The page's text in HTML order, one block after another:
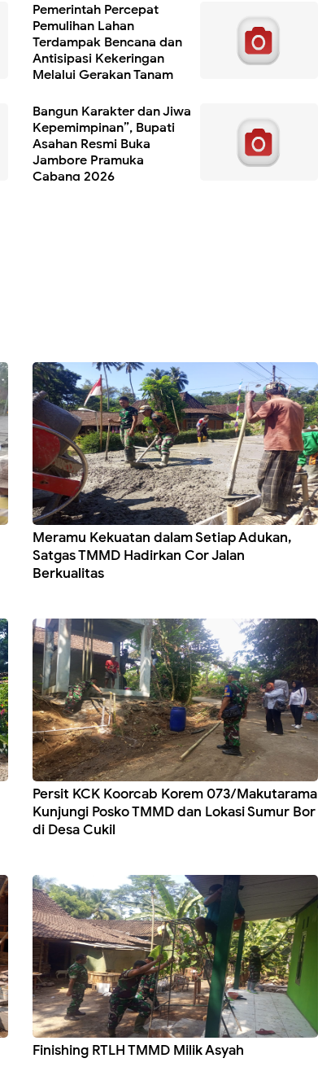
Pemerintah Percepat
Pemulihan Lahan
Terdampak Bencana dan
Antisipasi Kekeringan
Melalui Gerakan Tanam
Bangun Karakter dan Jiwa
Kepemimpinan”, Bupati
Asahan Resmi Buka
Jambore Pramuka
Cabang 2026
Meramu Kekuatan dalam Setiap Adukan,
Satgas TMMD Hadirkan Cor Jalan
Berkualitas
Persit KCK Koorcab Korem 073/Makutarama
Kunjungi Posko TMMD dan Lokasi Sumur Bor
di Desa Cukil
Finishing RTLH TMMD Milik Asyah